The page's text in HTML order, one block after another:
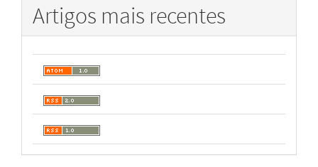
Artigos mais recentes